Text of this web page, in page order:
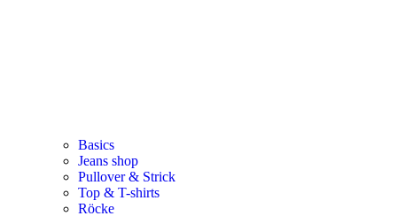
Basics
Jeans shop
Pullover & Strick
Top & T-shirts
Röcke